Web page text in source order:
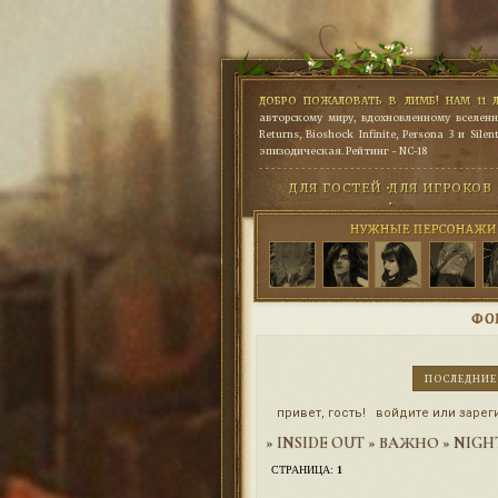
ДЛЯ ИГРОКОВ
•
ДЛЯ ГОСТЕЙ •
ДОБРО ПОЖАЛОВАТЬ В ЛИМБ! НАМ 11
авторскому миру, вдохновленному
Returns, Bioshock Infinite, Persona 3 и
эпизодическая. Рейтинг - NC-18
привет, гость! войдите или
» INSIDE OUT » ВАЖНО »
СТРАНИЦА: 1